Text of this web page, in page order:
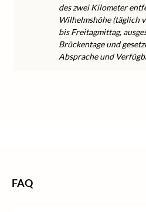
des zwei Kilometer
Wilhelmshöhe (täglich
bis Freitagmittag,
Brückentage und
Absprache und
FAQ